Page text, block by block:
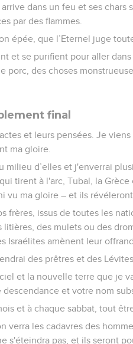
dans un feu et ses
par des flammes.
épée, que l’Eternel juge
et se purifient pour aller
porc, des choses
final
et leurs pensées. Je
ma gloire.
milieu d’elles et j'enverrai
tirent à l'arc, Tubal, la
vu ma gloire – et ils
frères, issus de toutes les
litières, des mulets ou des
Israélites amènent leur
des prêtres et des
et la nouvelle terre que je
et votre nom
et à chaque sabbat, tout
verra les cadavres des
s'éteindra pas, et ils seront